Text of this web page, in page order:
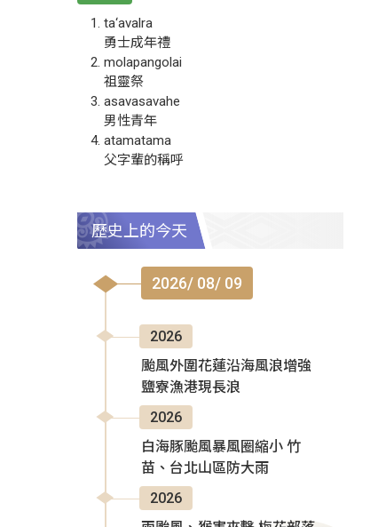
ta‘avalra
勇士成年禮
molapangolai
祖靈祭
asavasavahe
男性青年
atamatama
父字輩的稱呼
歷史上的今天
2026/ 08/ 09
2026
颱風外圍花蓮沿海風浪增強
鹽寮漁港現長浪
2026
白海豚颱風暴風圈縮小 竹
苗、台北山區防大雨
2026